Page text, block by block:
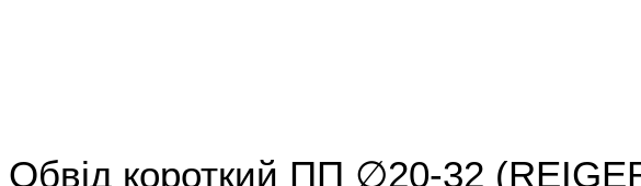
Обвід короткий ПП ∅20-32